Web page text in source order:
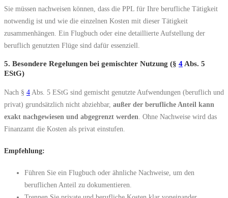
Sie müssen nachweisen können, dass die PPL für Ihre berufliche Tätigkeit
notwendig ist und wie die einzelnen Kosten mit dieser Tätigkeit
zusammenhängen. Ein Flugbuch oder eine detaillierte Aufstellung der
beruflich genutzten Flüge sind dafür essenziell.
5. Besondere Regelungen bei gemischter Nutzung (§ 4Abs. 5
EStG)
Nach § 4 Abs. 5 EStG sind gemischt genutzte Aufwendungen (beruflich und
privat) grundsätzlich nicht abziehbar, außer der berufliche Anteil kann
exakt nachgewiesen und abgegrenzt werden . Ohne Nachweise wird das
Finanzamt die Kosten als privat einstufen.
Empfehlung:
Führen Sie ein Flugbuch oder ähnliche Nachweise, um den
beruflichen Anteil zu dokumentieren.